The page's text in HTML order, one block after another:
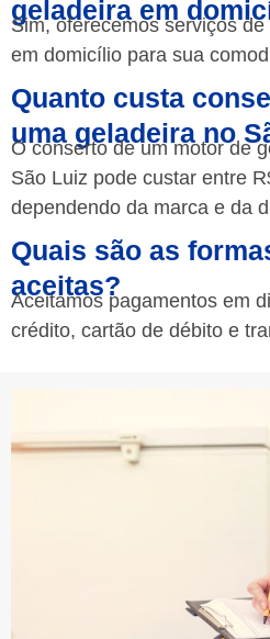
geladeira em
Sim, oferecemos serviços
em domicílio para sua
Quanto custa
uma geladeira no
O conserto de um motor de
São Luiz pode custar entre
dependendo da marca e da
Quais são as
aceitas?
Aceitamos pagamentos em
crédito, cartão de débito e